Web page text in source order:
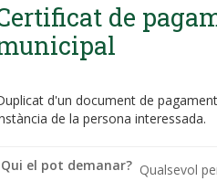
de
d'un document de
de la persona interessada.
Qui el pot demanar? Qualsevol